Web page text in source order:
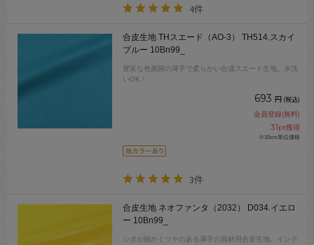
4件
合皮生地 THスエード（AO-3） TH514.スカイ
ブルー 10Bn99_
豊富な色展開の薄手で柔らかい合成スエード生地。水洗
いOK！
693 円 (税込)
会員登録(無料)
31pt獲得
※10cm単位価格
3件
合皮生地 ネオファンタ（2032） D034.イエロ
ー 10Bn99_
シボが細かくツヤのある薄手の資材用合皮生地。インテ